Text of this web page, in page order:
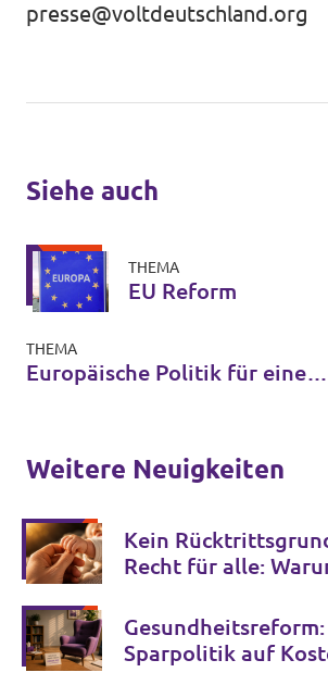
presse@voltdeutschland.org
Siehe auch
THEMA
EU Reform
THEMA
Europäische Politik für eine
Weitere Neuigkeiten
Kein
Recht für alle:
bleiben darf
Sparpolitik auf